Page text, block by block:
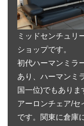
ミッドセンチュリ
ショップです。
初代ハーマンミラ
あり、ハーマンミ
国一位)でもありま
アーロンチェア/セ
です。関東に倉庫